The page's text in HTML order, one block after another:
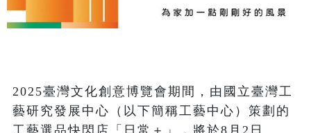
2025臺灣文化創意博覽會期間，由國立臺灣工
藝研究發展中心（以下簡稱工藝中心）策劃的